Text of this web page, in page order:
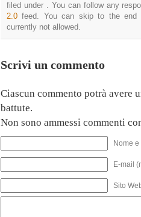
filed under . You can follow any
2.0 feed. You can skip to the end
currently not allowed.
Scrivi un commento
Ciascun commento potrà avere
battute.
Non sono ammessi commenti
Nome
E-mail
Sito